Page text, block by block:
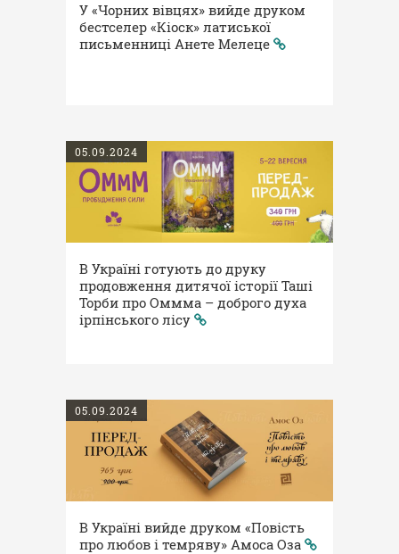
У «Чорних вівцях» вийде друком
бестселер «Кіоск» латиської
письменниці Анете Мелеце
05.09.2024
В Україні готують до друку
продовження дитячої історії Таші
Торби про Оммма – доброго духа
ірпінського лісу
05.09.2024
В Україні вийде друком «Повість
про любов і темряву» Амоса Оза